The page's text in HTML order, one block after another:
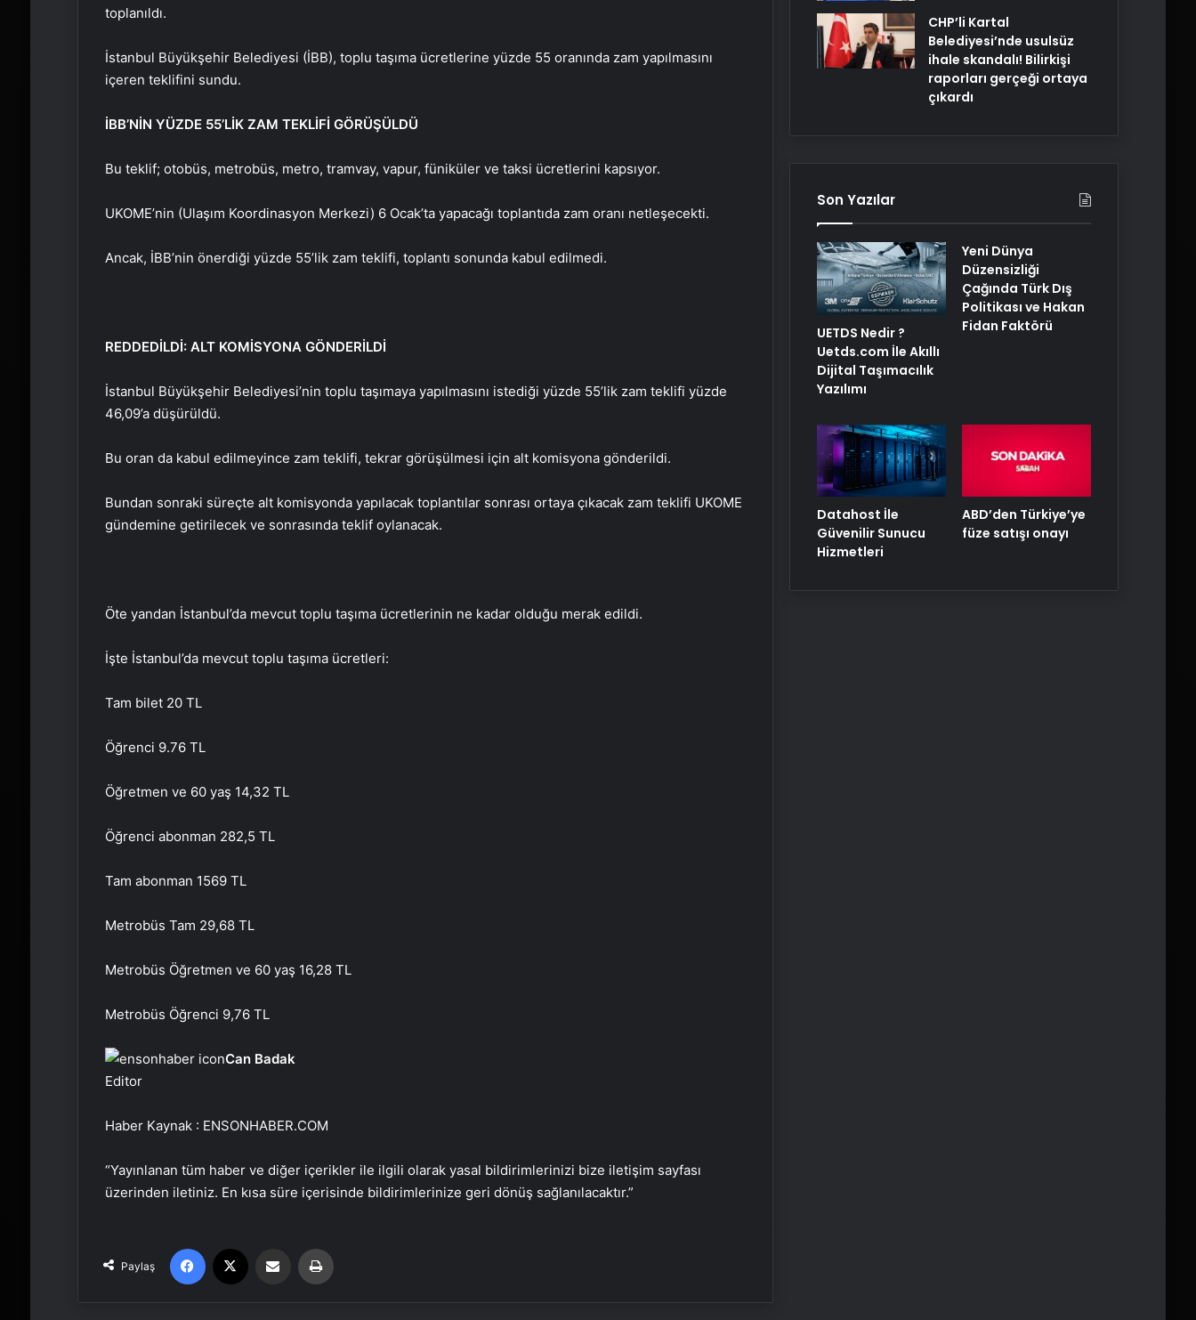
toplanıldı.
İstanbul Büyükşehir Belediyesi (İBB), toplu taşıma ücretlerine yüzde 55 oranında zam yapılmasını
içeren teklifini sundu.
İBB’NİN YÜZDE 55’LİK ZAM TEKLİFİ GÖRÜŞÜLDÜ
Bu teklif; otobüs, metrobüs, metro, tramvay, vapur, füniküler ve taksi ücretlerini kapsıyor.
UKOME’nin (Ulaşım Koordinasyon Merkezi) 6 Ocak’ta yapacağı toplantıda zam oranı netleşecekti.
Ancak, İBB’nin önerdiği yüzde 55’lik zam teklifi, toplantı sonunda kabul edilmedi.
REDDEDİLDİ: ALT KOMİSYONA GÖNDERİLDİ
İstanbul Büyükşehir Belediyesi’nin toplu taşımaya yapılmasını istediği yüzde 55’lik zam teklifi yüzde
46,09’a düşürüldü.
Bu oran da kabul edilmeyince zam teklifi, tekrar görüşülmesi için alt komisyona gönderildi.
Bundan sonraki süreçte alt komisyonda yapılacak toplantılar sonrası ortaya çıkacak zam teklifi UKOME
gündemine getirilecek ve sonrasında teklif oylanacak.
Öte yandan İstanbul’da mevcut toplu taşıma ücretlerinin ne kadar olduğu merak edildi.
İşte İstanbul’da mevcut toplu taşıma ücretleri:
Tam bilet 20 TL
Öğrenci 9.76 TL
Öğretmen ve 60 yaş 14,32 TL
Öğrenci abonman 282,5 TL
Tam abonman 1569 TL
Metrobüs Tam 29,68 TL
Metrobüs Öğretmen ve 60 yaş 16,28 TL
Metrobüs Öğrenci 9,76 TL
Can Badak
Editor
Haber Kaynak : ENSONHABER.COM
“Yayınlanan tüm haber ve diğer içerikler ile ilgili olarak yasal bildirimlerinizi bize iletişim sayfası
üzerinden iletiniz. En kısa süre içerisinde bildirimlerinize geri dönüş sağlanılacaktır.”
Paylaş
Facebook Email'den paylaş
Reklam Ajansı, SEO Ajansı ve Web
Tasarım Ajansı
CHP’li Kartal
Belediyesi’nde usulsüz
ihale skandalı! Bilirkişi
raporları gerçeği ortaya
çıkardı
Son Yazılar
UETDS Nedir ?
Uetds.com İle Akıllı
Dijital Taşımacılık
Yazılımı
Yeni Dünya
Düzensizliği
Çağında Türk Dış
Politikası ve Hakan
Fidan Faktörü
Datahost İle
Güvenilir Sunucu
Hizmetleri
ABD’den Türkiye’ye
füze satışı onayı